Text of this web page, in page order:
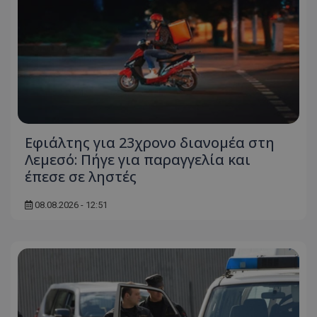
Εφιάλτης για 23χρονο διανομέα στη
Λεμεσό: Πήγε για παραγγελία και
έπεσε σε ληστές
08.08.2026 - 12:51
Microsoft Corporation